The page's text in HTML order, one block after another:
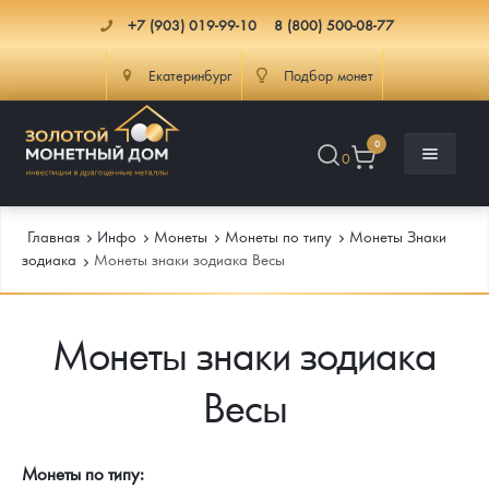
+7 (903) 019-99-10 8 (800) 500-08-77
Екатеринбург Подбор монет
0
0
Каталог Монет
Инфо
Главная Инфо Монеты Монеты по типу
Монеты Знаки
зодиака
Монеты знаки зодиака Весы
Монеты знаки зодиака
Весы
Монеты по типу: